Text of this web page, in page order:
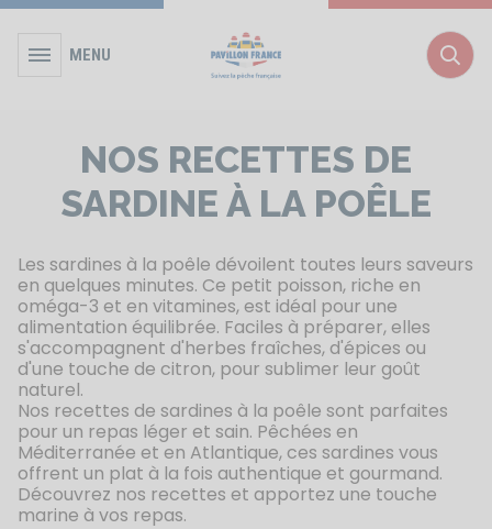
MENU
NOS RECETTES DE
SARDINE À LA POÊLE
Les sardines à la poêle dévoilent toutes leurs saveurs
en quelques minutes. Ce petit poisson, riche en
oméga-3 et en vitamines, est idéal pour une
alimentation équilibrée. Faciles à préparer, elles
s'accompagnent d'herbes fraîches, d'épices ou
d'une touche de citron, pour sublimer leur goût
naturel.
Nos recettes de sardines à la poêle sont parfaites
pour un repas léger et sain. Pêchées en
Méditerranée et en Atlantique, ces sardines vous
offrent un plat à la fois authentique et gourmand.
Découvrez nos recettes et apportez une touche
marine à vos repas.